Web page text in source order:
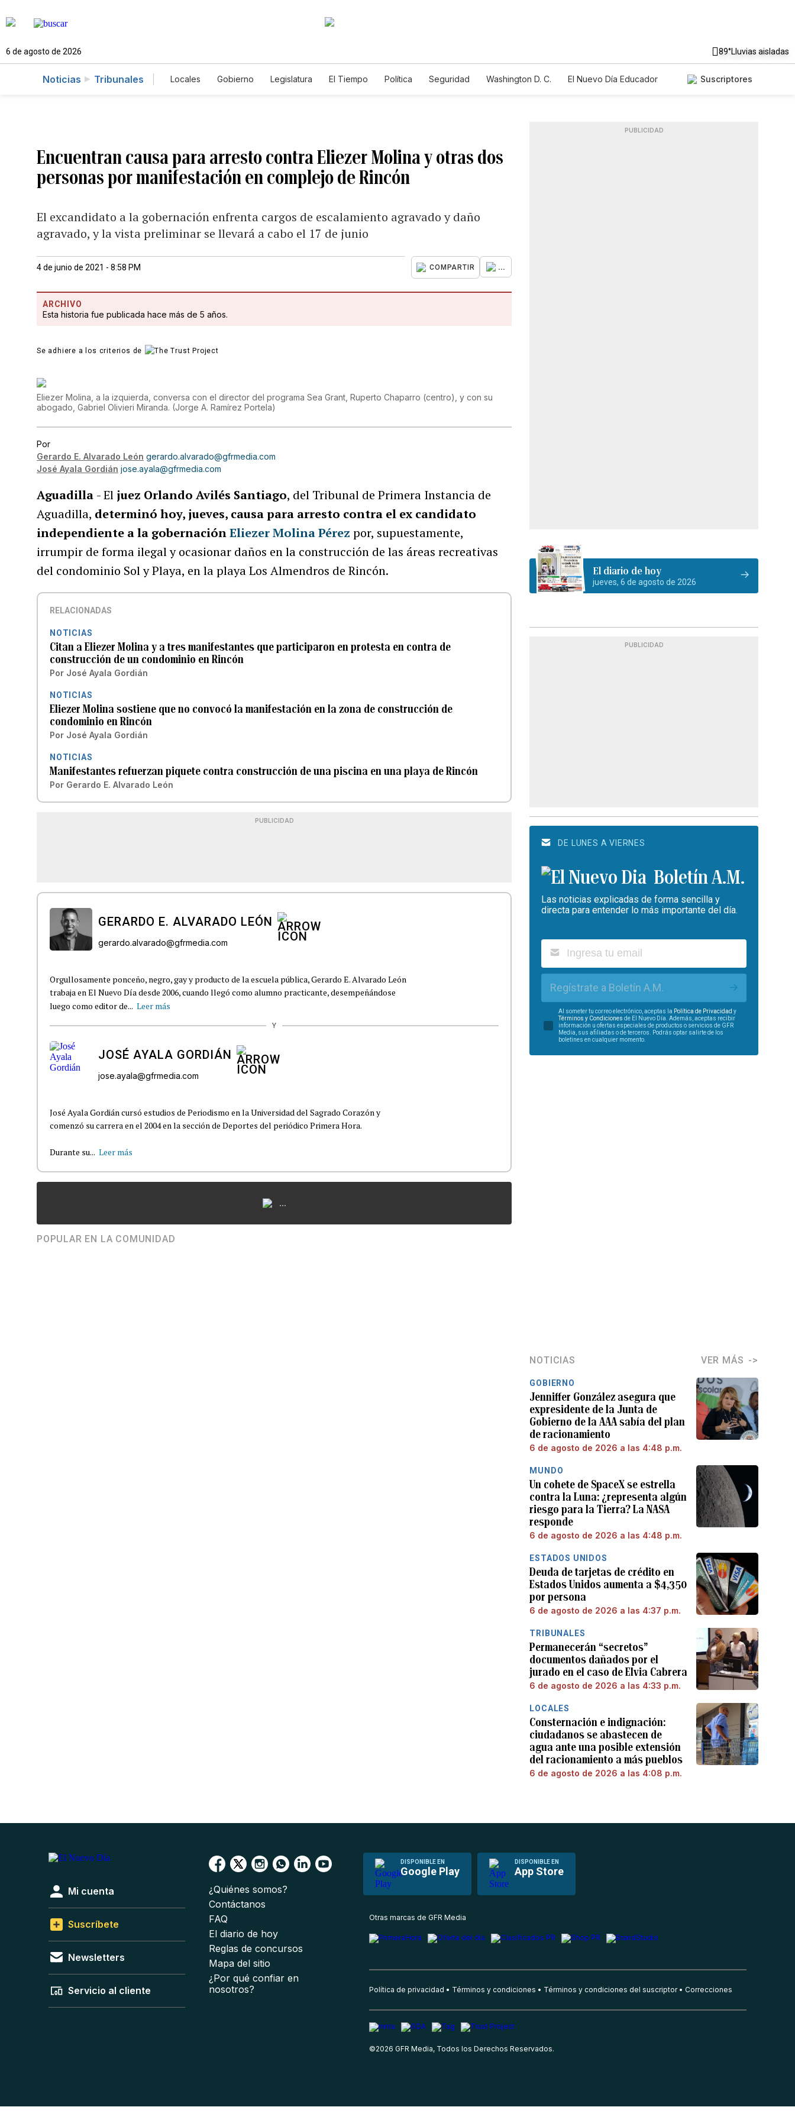
6 de agosto de 2026 89°Lluvias aisladas
Noticias Tribunales Locales Gobierno Legislatura El Tiempo Política Seguridad Washington D. C.
El Nuevo Día Educador
Suscriptores
Encuentran causa para arresto contra Eliezer Molina y otras dos
personas por manifestación en complejo de Rincón
El excandidato a la gobernación enfrenta cargos de escalamiento agravado y daño
agravado, y la vista preliminar se llevará a cabo el 17 de junio
4 de junio de 2021 - 8:58 PM COMPARTIR ...
ARCHIVO
Esta historia fue publicada hace más de 5 años.
Se adhiere a los criterios de
Eliezer Molina, a la izquierda, conversa con el director del programa Sea Grant, Ruperto Chaparro (centro), y con su
abogado, Gabriel Olivieri Miranda. (Jorge A. Ramírez Portela)
Por
Gerardo E. Alvarado León gerardo.alvarado@gfrmedia.com
José Ayala Gordián jose.ayala@gfrmedia.com
Aguadilla - El juez Orlando Avilés Santiago, del Tribunal de Primera Instancia de
Aguadilla, determinó hoy, jueves, causa para arresto contra el ex candidato
independiente a la gobernaciónEliezer Molina Pérez por, supuestamente,
irrumpir de forma ilegal y ocasionar daños en la construcción de las áreas recreativas
del condominio Sol y Playa, en la playa Los Almendros de Rincón.
RELACIONADAS
NOTICIAS
Citan a Eliezer Molina y a tres manifestantes que participaron en protesta en contra de
construcción de un condominio en Rincón
Por José Ayala Gordián
NOTICIAS
Eliezer Molina sostiene que no convocó la manifestación en la zona de construcción de
condominio en Rincón
Por José Ayala Gordián
NOTICIAS
Manifestantes refuerzan piquete contra construcción de una piscina en una playa de Rincón
Por Gerardo E. Alvarado León
PUBLICIDAD
GERARDO E. ALVARADO LEÓN
gerardo.alvarado@gfrmedia.com
Orgullosamente ponceño, negro, gay y producto de la escuela pública, Gerardo E. Alvarado León
trabaja en El Nuevo Día desde 2006, cuando llegó como alumno practicante, desempeñándose
luego como editor de... Leer más
Y
JOSÉ AYALA GORDIÁN
jose.ayala@gfrmedia.com
José Ayala Gordián cursó estudios de Periodismo en la Universidad del Sagrado Corazón y
comenzó su carrera en el 2004 en la sección de Deportes del periódico Primera Hora.
Durante su... Leer más
...
POPULAR EN LA COMUNIDAD
PUBLICIDAD
El diario de hoy
jueves, 6 de agosto de 2026
PUBLICIDAD
DE LUNES A VIERNES
Boletín A.M.
Las noticias explicadas de forma sencilla y
directa para entender lo más importante del día.
Regístrate a Boletín A.M.
Al someter tu correo electrónico, aceptas la Política de Privacidad y
Términos y Condiciones de El Nuevo Día. Además, aceptas recibir
información u ofertas especiales de productos o servicios de GFR
Media, sus afiliadas o de terceros. Podrás optar salirte de los
boletines en cualquier momento.
NOTICIAS VER MÁS
GOBIERNO
Jenniffer González asegura que
expresidente de la Junta de
Gobierno de la AAA sabía del plan
de racionamiento
6 de agosto de 2026 a las 4:48 p.m.
MUNDO
Un cohete de SpaceX se estrella
contra la Luna: ¿representa algún
riesgo para la Tierra? La NASA
responde
6 de agosto de 2026 a las 4:48 p.m.
ESTADOS UNIDOS
Deuda de tarjetas de crédito en
Estados Unidos aumenta a $4,350
por persona
6 de agosto de 2026 a las 4:37 p.m.
TRIBUNALES
Permanecerán “secretos”
documentos dañados por el
jurado en el caso de Elvia Cabrera
6 de agosto de 2026 a las 4:33 p.m.
LOCALES
Consternación e indignación:
ciudadanos se abastecen de
agua ante una posible extensión
del racionamiento a más pueblos
6 de agosto de 2026 a las 4:08 p.m.
DISPONIBLE EN
Google Play
DISPONIBLE EN
App Store
Mi cuenta
Suscríbete
Newsletters
Servicio al cliente
¿Quiénes somos?
Contáctanos
FAQ
El diario de hoy
Reglas de concursos
Mapa del sitio
¿Por qué confiar en
nosotros?
Otras marcas de GFR Media
Política de privacidad Términos y condiciones Términos y condiciones del suscriptor Correcciones
©2026 GFR Media, Todos los Derechos Reservados.